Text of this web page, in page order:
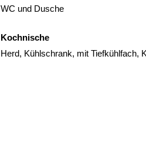
WC und Dusche
Kochnische
Herd, Kühlschrank, mit Tiefkühlfach,